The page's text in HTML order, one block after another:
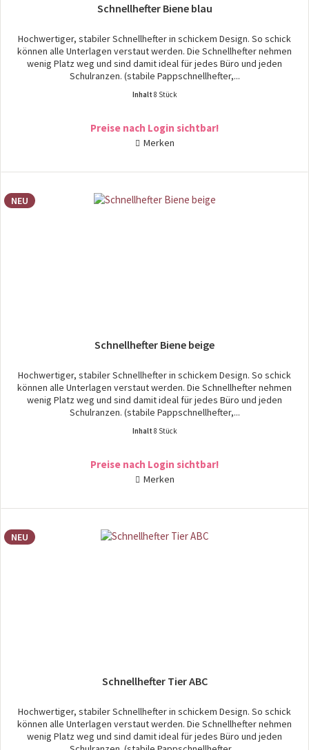
Schnellhefter Biene blau
Hochwertiger, stabiler Schnellhefter in schickem Design. So schick
können alle Unterlagen verstaut werden. Die Schnellhefter nehmen
wenig Platz weg und sind damit ideal für jedes Büro und jeden
Schulranzen. (stabile Pappschnellhefter,...
Inhalt 8 Stück
Preise nach Login sichtbar!
Merken
NEU
Schnellhefter Biene beige
Hochwertiger, stabiler Schnellhefter in schickem Design. So schick
können alle Unterlagen verstaut werden. Die Schnellhefter nehmen
wenig Platz weg und sind damit ideal für jedes Büro und jeden
Schulranzen. (stabile Pappschnellhefter,...
Inhalt 8 Stück
Preise nach Login sichtbar!
Merken
NEU
Schnellhefter Tier ABC
Hochwertiger, stabiler Schnellhefter in schickem Design. So schick
können alle Unterlagen verstaut werden. Die Schnellhefter nehmen
wenig Platz weg und sind damit ideal für jedes Büro und jeden